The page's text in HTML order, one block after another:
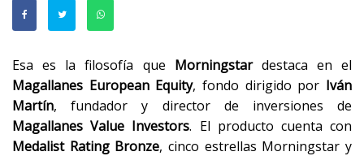
Esa es la filosofía que Morningstardestaca en el
Magallanes European Equity, fondo dirigido por Iván
Martín, fundador y director de inversiones de
Magallanes Value Investors. El producto cuenta con
Medalist Rating Bronze, cinco estrellas Morningstar y